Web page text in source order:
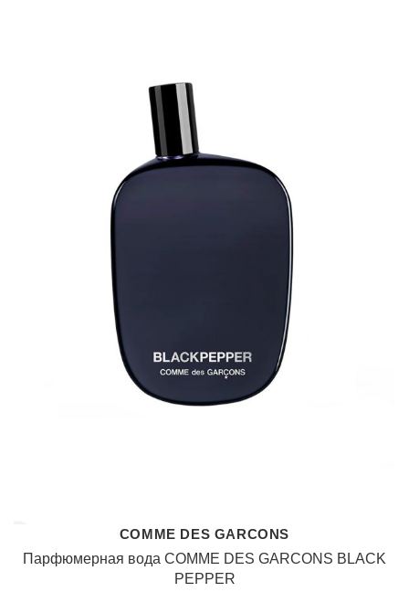
COMME DES GARCONS
Парфюмерная вода COMME DES GARCONS BLACK
PEPPER